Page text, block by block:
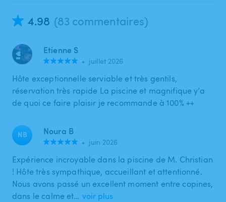
4.98 (83 commentaires)
Etienne S
• juillet 2026
Hôte exceptionnelle serviable et très gentils,
réservation très rapide La piscine et magnifique y’a
de quoi ce faire plaisir je recommande à 100% ++
NB Noura B
• juin 2026
Expérience incroyable dans la piscine de M. Christian
! Hôte très sympathique, accueillant et attentionné.
Nous avons passé un excellent moment entre copines,
dans le calme et… voir plus